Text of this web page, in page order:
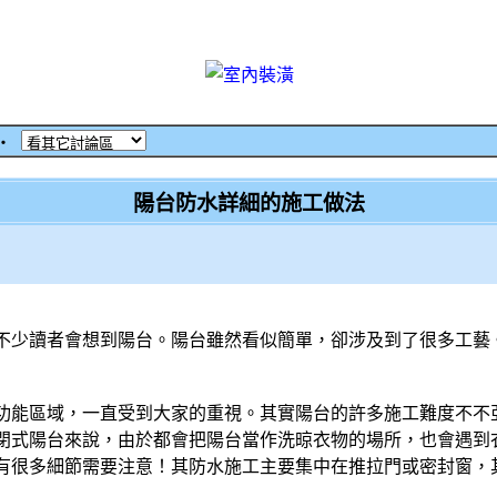
陽台防水詳細的施工做法
讀者會想到陽台。陽台雖然看似簡單，卻涉及到了很多工
區域，一直受到大家的重視。其實陽台的許多施工難度不
陽台來說，由於都會把陽台當作洗晾衣物的場所，也會遇
多細節需要注意！其防水施工主要集中在推拉門或密封窗，